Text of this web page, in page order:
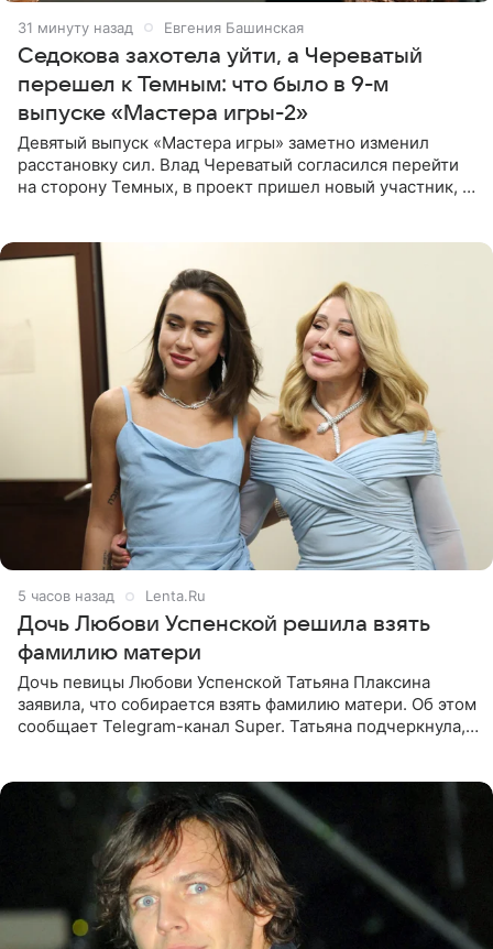
32 минуты назад Евгения Башинская
Седокова захотела уйти, а Череватый
перешел к Темным: что было в 9-м
выпуске «Мастера игры-2»
Девятый выпуск «Мастера игры» заметно изменил
расстановку сил. Влад Череватый согласился перейти
на сторону Темных, в проект пришел новый участник, а
5 часов назад Lenta.Ru
Дочь Любови Успенской решила взять
фамилию матери
Дочь певицы Любови Успенской Татьяна Плаксина
заявила, что собирается взять фамилию матери. Об этом
сообщает Telegram-канал Super. Татьяна подчеркнула,